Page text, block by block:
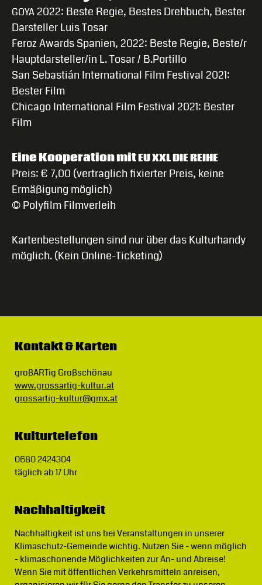
GOYA2022: Beste Regie, Bestes Drehbuch, Bester
Darsteller Luis Tosar
Feroz Awards Spanien, 2022: Beste Regie, Beste/r
Hauptdarsteller/in L. Tosar / B.Portillo
San Sebastián International Film Festival 2021:
Bester Film
Chicago International Film Festival 2021: Bester
Film
Eine Kooperation mitEUXXLDIEREIHE
Preis: € 7,00 (vertraglich fixierter Preis, keine
Ermäßigung möglich)
© Polyfilm Filmverleih
Kartenbestellungen sind nur über das Kulturhandy
möglich. (Kein Online-Ticketing)
Kontakt & Karten
großARTig Großschönau
www.grossartig-kultur.at
grossartig-kultur@gmx.at
Kulturtelefon
0680 2424304
täglich ab 17 Uhr
Nachhaltigkeit
Nachhaltigkeit ist uns bei Veranstaltungen in unserer
Klimaschutz-Gemeinde wichtig. Nutzen Sie - wenn möglich
- klimaschonende Möglichkeiten zur An- und Abreise!
Wenn Sie mit öffentlichen Verkehrsmitteln anreisen,